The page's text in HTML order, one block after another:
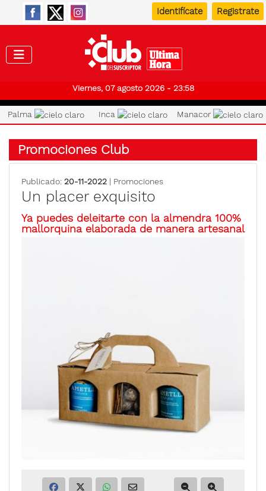
Identifícate Registrate
Viernes, 07 agosto 2026 - 23:58
Palma Inca Manacor
Promociones Club
Publicado: 20-11-2022 | Promociones
Un placer exquisito
Ya puedes deleitarte con la almendra 100%
mallorquina elaborada de manera artesanal